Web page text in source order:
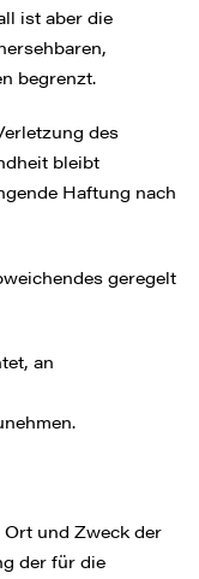
ist aber die
begrenzt.
des
bleibt
Haftung nach
geregelt
an
Ort und Zweck der
der für die